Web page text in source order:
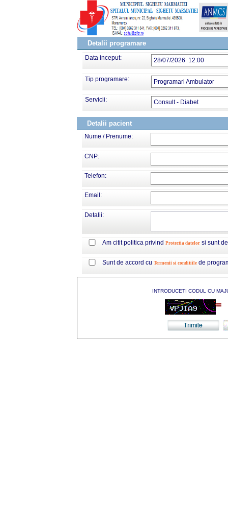
Detalii programare
Data inceput: 28/07/2026 12:00
Tip programare: Programari Ambulator
Servicii: Consult - Diabet
Detalii pacient
Nume / Prenume:
CNP:
Telefon:
Email:
Detalii:
Am citit politica privind Protectia datelor si sunt
Sunt de accord cu Termenii si conditiile de
INTRODUCETI CODUL CU
=